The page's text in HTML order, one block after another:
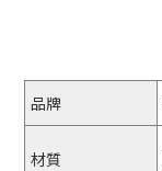
品牌
材質